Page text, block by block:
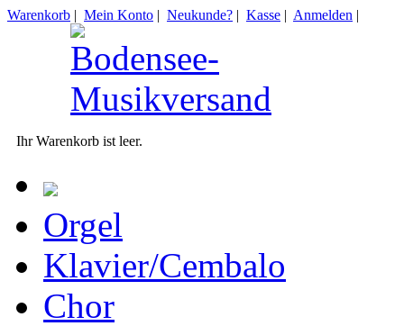
Warenkorb | Mein Konto | Neukunde? | Kasse | Anmelden |
Ihr Warenkorb ist leer.
Orgel
Klavier/Cembalo
Chor